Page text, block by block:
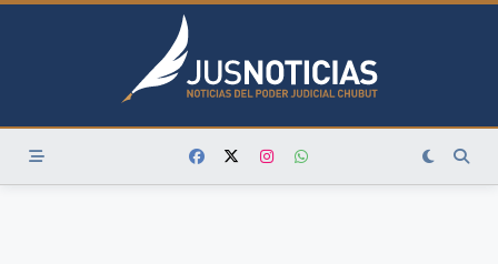
Skip